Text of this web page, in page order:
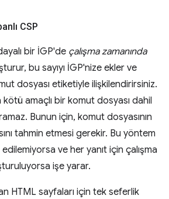
CSP
bir İGP'de çalışma zamanında
bu sayıyı İGP'nize ekler ve
dosyası etiketiyle ilişkilendirirsiniz.
kötü amaçlı bir komut dosyası dahil
Bunun için, komut dosyasının
tahmin etmesi gerekir. Bu yöntem
edilemiyorsa ve her yanıt için çalışma
işe yarar.
HTML sayfaları için tek seferlik